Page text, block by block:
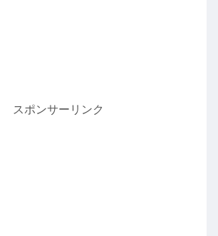
スポンサーリンク